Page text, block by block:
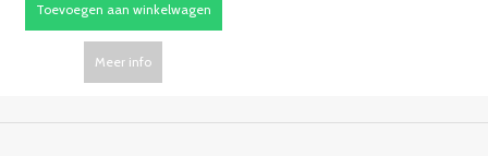
Toevoegen aan winkelwagen
Meer info